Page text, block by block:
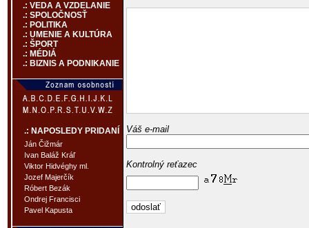
.: VEDA A VZDELANIE
.: SPOLOČNOSŤ
.: POLITIKA
.: UMENIE A KULTÚRA
.: ŠPORT
.: MÉDIÁ
.: BIZNIS A PODNIKANIE
.: NAPOSLEDY PRIDANÍ
Ján Čižmár
Ivan Baláž Kráľ
Viktor Hidvéghy ml.
Jozef Majerčík
Róbert Bezák
Ondrej Francisci
Pavel Kapusta
Váš e-mail
Kontrolný reťazec